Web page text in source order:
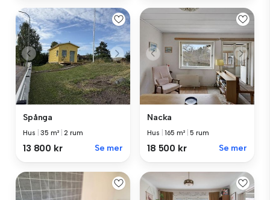
Spånga
Hus |35 m² |2 rum
13 800 kr Se mer
Nacka
Hus |165 m² |5 rum
18 500 kr Se mer